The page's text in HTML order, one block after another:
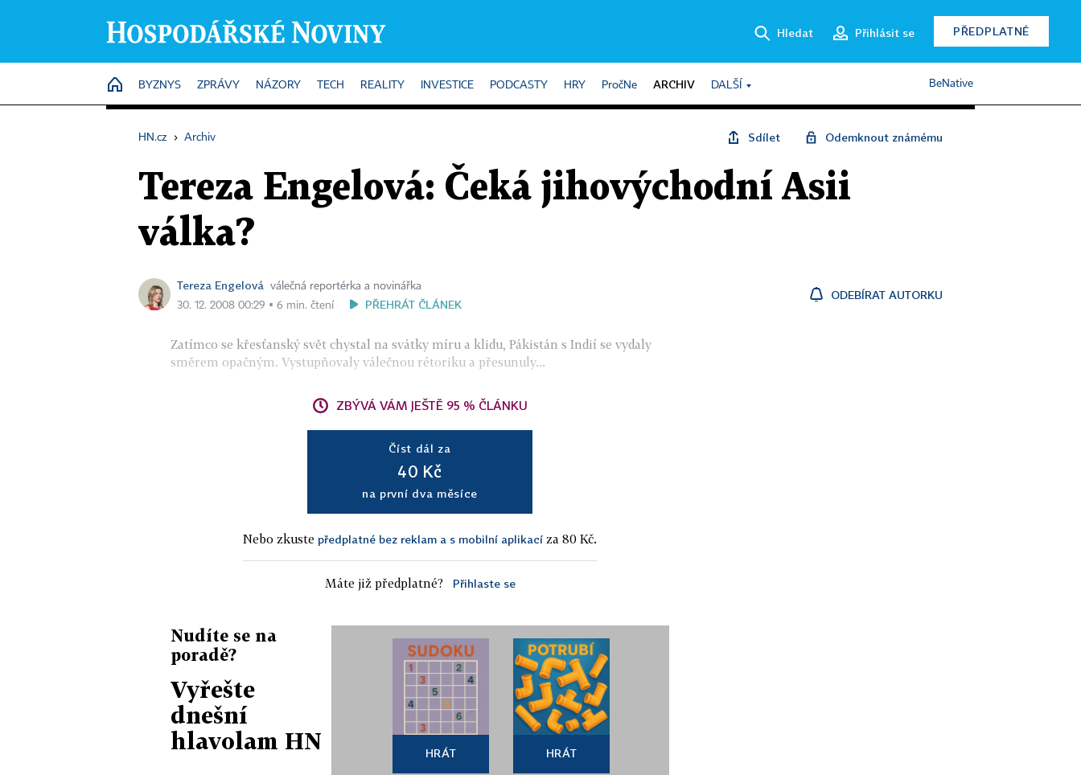
Hledat Přihlásit se PŘEDPLATNÉ
HOME
BYZNYS ZPRÁVY NÁZORY TECH REALITY INVESTICE PODCASTY HRY PročNe ARCHIV DALŠÍ BeNative
HN.cz › Archiv Sdílet Odemknout známému
Tereza Engelová: Čeká jihovýchodní Asii
válka?
Tereza Engelová
válečná reportérka a novinářka
30. 12. 2008 00:29 ▪ 6 min. čtení
PŘEHRÁT ČLÁNEK
ODEBÍRAT AUTORKU
Zatímco se křesťanský svět chystal na svátky míru a klidu, Pákistán s Indií se vydaly
směrem opačným. Vystupňovaly válečnou rétoriku a přesunuly...
ZBÝVÁ VÁM JEŠTĚ 95 % ČLÁNKU
Číst dál za
40 Kč
na první dva měsíce
Nebo zkuste předplatné bez reklam a s mobilní aplikací za 80 Kč.
Máte již předplatné? Přihlaste se
Nudíte se na
poradě?
Vyřešte
dnešní
hlavolam HN
HRÁT HRÁT